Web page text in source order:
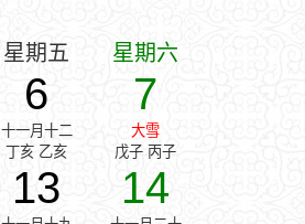
星期五 星期六
6
十一月十二
丁亥 乙亥
7
大雪
戊子 丙子
13 14